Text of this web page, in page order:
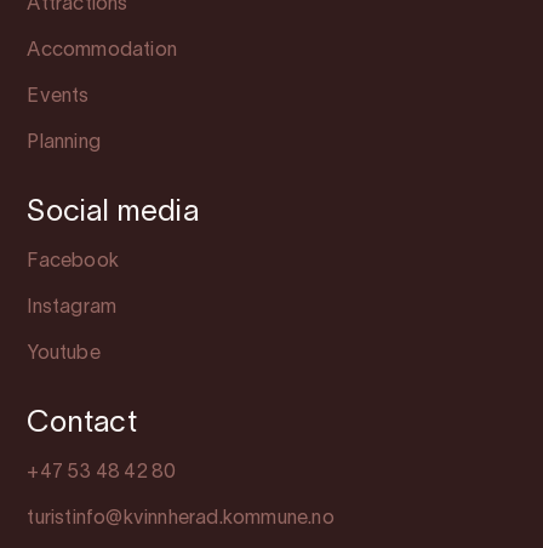
Attractions
Accommodation
Events
Planning
Social media
Facebook
Instagram
Youtube
Contact
+47 53 48 42 80
turistinfo@kvinnherad.kommune.no